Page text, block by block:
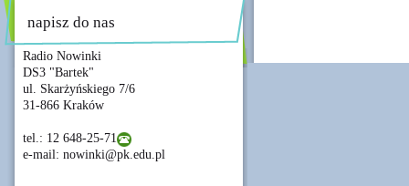
napisz do nas
Radio Nowinki
DS3 "Bartek"
ul. Skarżyńskiego 7/6
31-866 Kraków
tel.: 12 648-25-71
e-mail: nowinki@pk.edu.pl